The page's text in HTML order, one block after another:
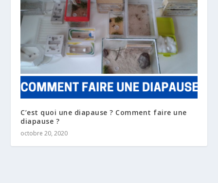
C’est quoi une diapause ? Comment faire une
diapause ?
octobre 20, 2020